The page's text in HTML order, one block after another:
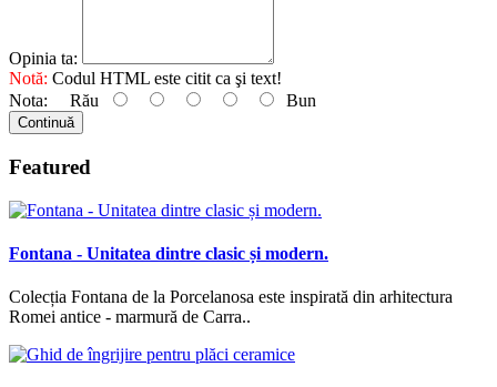
Opinia ta:
Notă: Codul HTML este citit ca şi text!
Nota: Rău Bun
Continuă
Featured
Fontana - Unitatea dintre clasic și modern.
Colecția Fontana de la Porcelanosa este inspirată din arhitectura
Romei antice - marmură de Carra..